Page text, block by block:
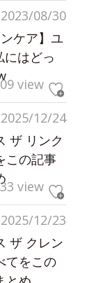
2023/08/30
ケア】ユ
はどっ
view
2025/12/24
ザ リンク
この記事
view
2025/12/23
ザ クレン
てをこの